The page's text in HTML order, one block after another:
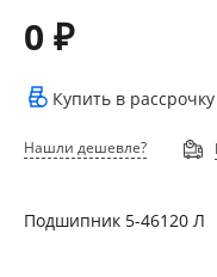
0 ₽
Купить в рассрочку
Нашли дешевле?
Подшипник 5-46120 Л